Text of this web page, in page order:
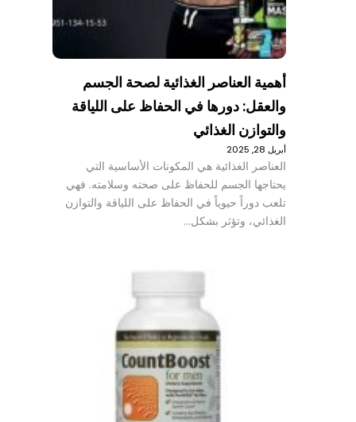
أهمية العناصر الغذائية لصحة الجسم
والعقل: دورها في الحفاظ على اللياقة
والتوازن الغذائي
أبريل 28, 2025
العناصر الغذائية هي المكونات الأساسية التي
يحتاجها الجسم للحفاظ على صحته وسلامته. فهي
تلعب دوراً حيوياً في الحفاظ على اللياقة والتوازن
الغذائي، وتؤثر بشكل…